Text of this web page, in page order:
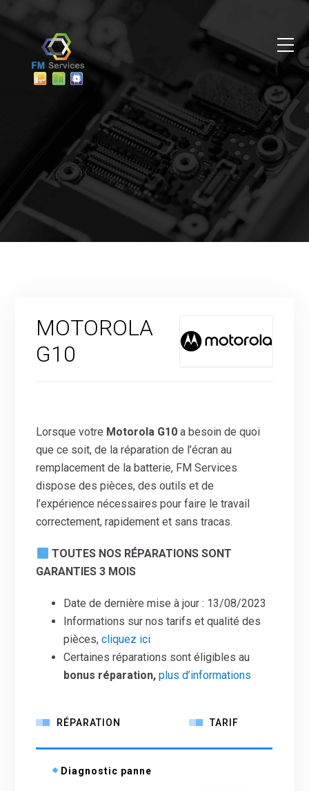
MOTOROLA
G10
Lorsque votre Motorola G10 a besoin de quoi
que ce soit, de la réparation de l’écran au
remplacement de la batterie, FM Services
dispose des pièces, des outils et de
l’expérience nécessaires pour faire le travail
correctement, rapidement et sans tracas.
TOUTES NOS RÉPARATIONS SONT
GARANTIES 3 MOIS
Date de dernière mise à jour : 13/08/2023
Informations sur nos tarifs et qualité des
pièces,cliquez ici
Certaines réparations sont éligibles au
bonus réparation, plus d’informations
RÉPARATION TARIF
Diagnostic panne